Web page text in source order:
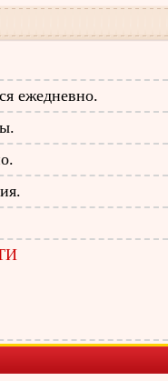
ежедневно.